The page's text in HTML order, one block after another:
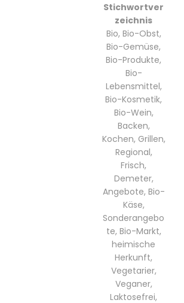
Stichwortver
zeichnis
Bio, Bio-Obst,
Bio-Gemüse,
Bio-Produkte,
Bio-
Lebensmittel,
Bio-Kosmetik,
Bio-Wein,
Backen,
Kochen, Grillen,
Regional,
Frisch,
Demeter,
Angebote, Bio-
Käse,
Sonderangebo
te, Bio-Markt,
heimische
Herkunft,
Vegetarier,
Veganer,
Laktosefrei,